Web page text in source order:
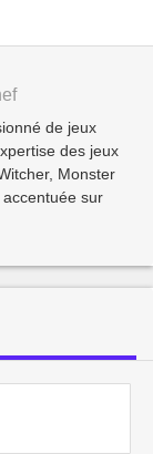
de jeux
des jeux
Monster
sur